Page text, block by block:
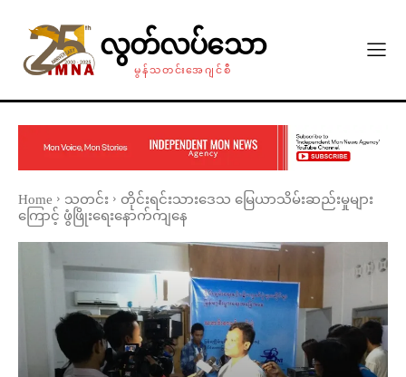
လွတ်လပ်သော
မွန်သတင်းအေဂျင်စီ
Home သတင်း တိုင်းရင်းသားဒေသ မြေယာသိမ်းဆည်းမှုများ
ကြောင့် ဖွံဖြိုးရေးနောက်ကျနေ